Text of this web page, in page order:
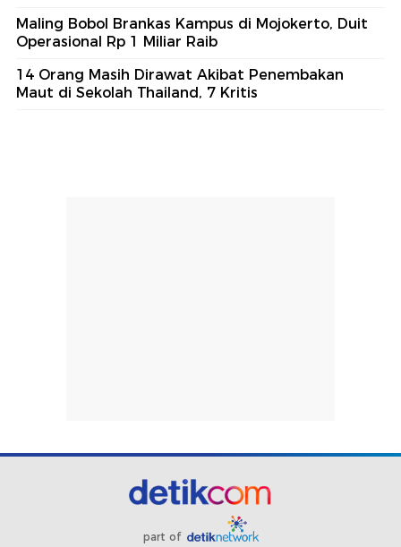
Maling Bobol Brankas Kampus di Mojokerto, Duit
Operasional Rp 1 Miliar Raib
14 Orang Masih Dirawat Akibat Penembakan
Maut di Sekolah Thailand, 7 Kritis
part of